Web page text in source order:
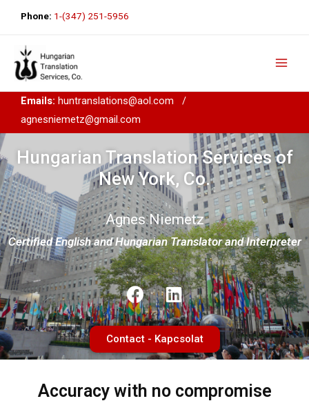
Phone: 1-(347) 251-5956
Emails: huntranslations@aol.com /
agnesniemetz@gmail.com
Hungarian Translation Services of
New York, Co.
Agnes Niemetz
Certified English and Hungarian Translator and Interpreter
Contact - Kapcsolat
Accuracy with no compromise